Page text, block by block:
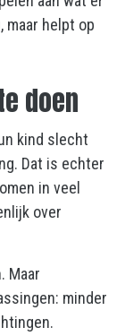
helpt op
doen
kind slecht
Dat is echter
in veel
over
Maar
minder